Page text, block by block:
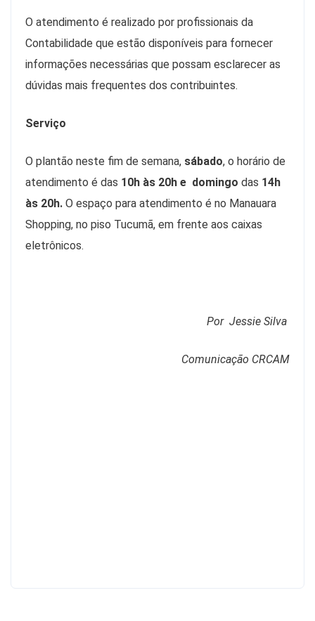
O atendimento é realizado por profissionais da
Contabilidade que estão disponíveis para fornecer
informações necessárias que possam esclarecer as
dúvidas mais frequentes dos contribuintes.
Serviço
O plantão neste fim de semana, sábado, o horário de
atendimento é das 10h às 20h e domingo das 14h
às 20h. O espaço para atendimento é no Manauara
Shopping, no piso Tucumã, em frente aos caixas
eletrônicos.
Por Jessie Silva
Comunicação CRCAM